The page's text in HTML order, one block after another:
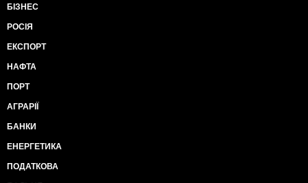
БІЗНЕС
РОСІЯ
ЕКСПОРТ
НАФТА
ПОРТ
АГРАРІЇ
БАНКИ
ЕНЕРГЕТИКА
ПОДАТКОВА